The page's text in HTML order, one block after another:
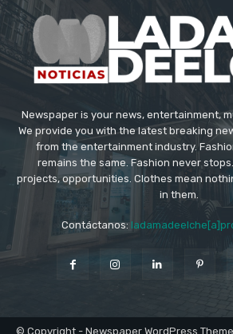
Newspaper is your news, entertainment,
We provide you with the latest breaking
from the entertainment industry.
remains the same. Fashion never
projects, opportunities. Clothes mean
in them.
Contáctanos:
© Copyright - Newspaper WordPress